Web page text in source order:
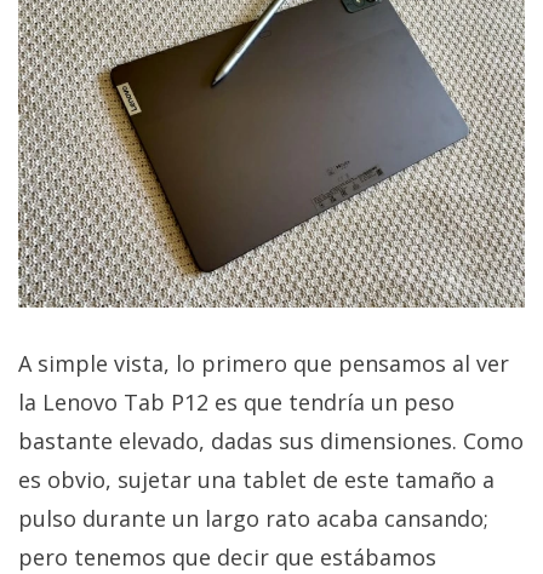
A simple vista, lo primero que pensamos al ver
la Lenovo Tab P12 es que tendría un peso
bastante elevado, dadas sus dimensiones. Como
es obvio, sujetar una tablet de este tamaño a
pulso durante un largo rato acaba cansando;
pero tenemos que decir que estábamos